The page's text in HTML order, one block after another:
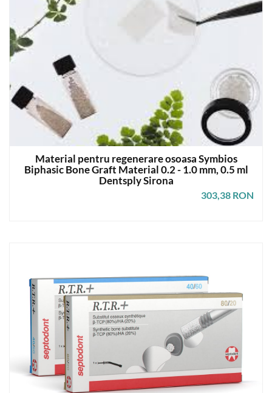
Material pentru regenerare osoasa Symbios
Biphasic Bone Graft Material 0.2 - 1.0 mm, 0.5 ml
Dentsply Sirona
303,38 RON